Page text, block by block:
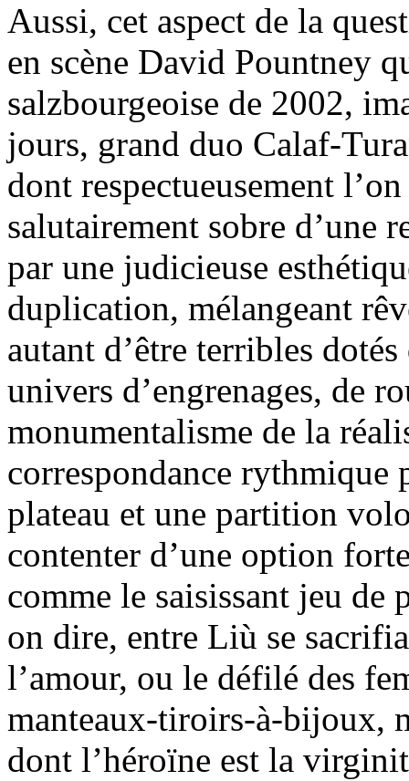
Aussi, cet aspect de la
en scène David Pountney
salzbourgeoise de 2002,
jours, grand duo Calaf-
dont respectueusement
salutairement sobre d’une
par une judicieuse
duplication, mélangeant
autant d’être terribles
univers d’engrenages, de
monumentalisme de la
correspondance rythmique
plateau et une partition
contenter d’une option
comme le saisissant jeu de
on dire, entre Liù se
l’amour, ou le défilé des
manteaux-tiroirs-à-bijoux,
dont l’héroïne est la